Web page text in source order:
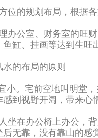
位的规划布局，根据
办公室、财务室的旺
鱼缸、挂画等达到生
的布局的原则
小。宅前空地叫明堂
到视野开阔，带来心
坐在办公椅上办公，
无靠，没有靠山的感